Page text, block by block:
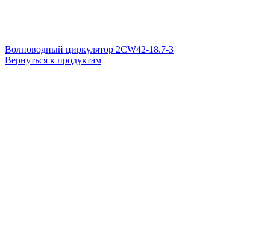
Волноводный циркулятор 2CW42-18.7-3
Вернуться к продуктам